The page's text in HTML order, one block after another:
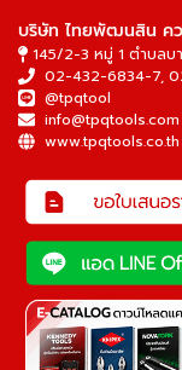
บริษัท ไทยพัฒนสิน ค
145/2-3 หมู่ 1 ตำบลบ
02-432-6834-7,
@tpqtool
info@tpqtools.com
www.tpqtools.co.th